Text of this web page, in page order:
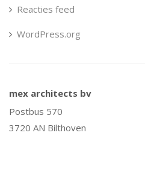
Reacties feed
WordPress.org
mex architects bv
Postbus 570
3720 AN Bilthoven